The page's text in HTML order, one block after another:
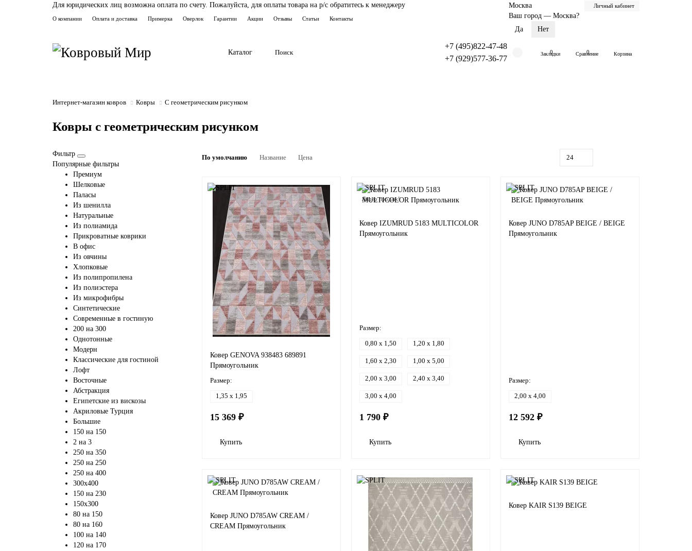
Для юридических лиц возможна оплата по счету. Пожалуйста, для оплаты товара на р/с обратитесь к менеджеру
О компании Оплата и доставка Примерка Оверлок Гарантии Акции Отзывы Статьи Контакты
Москва
Ваш город — Москва?
Личный кабинет
Каталог
+7 (495)822-47-48
+7 (929)577-36-77
0
Закладки 0
Сравнение Корзина
Интернет-магазин ковров Ковры С геометрическим рисунком
Ковры с геометрическим рисунком
Фильтр
Популярные фильтры
Премиум
Шелковые
Паласы
Из шенилла
Натуральные
Из полиамида
Прикроватные коврики
В офис
Из овчины
Хлопковые
Из полипропилена
Из полиэстера
Из микрофибры
Синтетические
Современные в гостиную
200 на 300
Однотонные
Модерн
Классические для гостиной
Лофт
Восточные
Абстракция
Египетские из вискозы
Акриловые Турция
Большие
150 на 150
2 на 3
250 на 350
250 на 250
250 на 400
300х400
150 на 230
150х300
80 на 150
80 на 160
100 на 140
120 на 170
По умолчанию Название Цена
Ковер GENOVA 938483 689891
Прямоугольник
Размер:
1,35 x 1,95
15 369 ₽
Купить
Лидер продаж!
Ковер IZUMRUD 5183 MULTICOLOR
Прямоугольник
Размер:
0,80 x 1,50 1,20 x 1,80
1,60 x 2,30 1,00 x 5,00
2,00 x 3,00 2,40 x 3,40
3,00 x 4,00
1 790 ₽
Купить
Ковер JUNO D785AP BEIGE / BEIGE
Прямоугольник
Размер:
2,00 x 4,00
12 592 ₽
Купить
Ковер JUNO D785AW CREAM /
CREAM Прямоугольник
Ковер KAIR S139 BEIGE